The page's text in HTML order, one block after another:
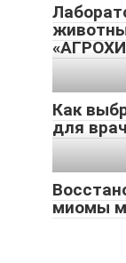
Как
для
миомы